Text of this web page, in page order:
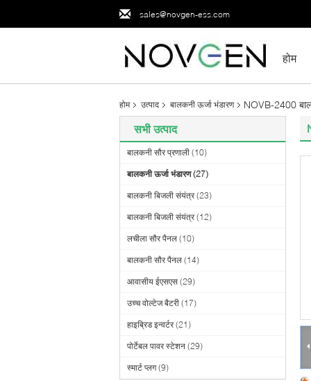
sales@novgen-ess.com
होम
होम उत्पाद बालकनी ऊर्जा भंडारण NOVB-2400
सभी उत्पाद
बालकनी सौर प्रणाली (10)
बालकनी ऊर्जा भंडारण (27)
बालकनी बिजली संयंत्र (23)
बालकनी बिजली संयंत्र (12)
लचीला सौर पैनल (10)
बालकनी सौर पैनल (14)
आवासीय ईएसएस (29)
उच्च वोल्टेज बैटरी (17)
हाइब्रिड इन्वर्टर (21)
पोर्टेबल पावर स्टेशन (29)
स्मार्ट प्लग (9)